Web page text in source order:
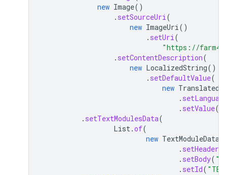
new Image()
. setSourceUri(
new ImageUri()
. setUri(
"https://
. setContentDescription(
new LocalizedString()
. setDefaultValue(
new
. setLanguage
. setValue(
. setTextModulesData(
List.of(
new TextModuleData
. setHeader
. setBody(
. setId(